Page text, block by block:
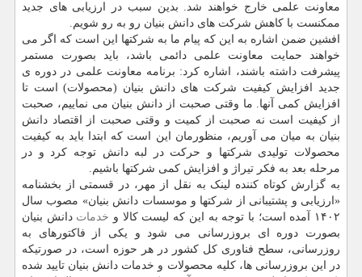
معاونت علمی خارج خواهند شد. بدین سبب در ارزیابی های جدید
ممکنست با کاهش شرکت های دانش بنیان رو به رو شویم.
افشین ضمن اشاره به این که پیام ما به شرکتها این است که اگر می
خواهند حمایت معاونت علمی دائمی باشد، باید بصورت مستمر
پیشرفت داشته باشند، اشاره کرد: برنامه معاونت علمی در دوره ی
جدید افزایش کیفیت شرکت های دانش بنیان (محصولات) است تا
افزایش کمی آنها. ما وقتی صحبت از دانش بنیان می نماییم، صحبت
از کیفیت است نه صحبت از کمیت و وقتی صحبت از اقتصاد دانش
بنیان به میان می آوریم، منظورمان این است که ابتدا باید به کیفیت
محصولات تولیدی شرکتها و حرکت در لبه دانش توجه کرد و در
مرحله بعد به فکر تیراژ و افزایش کمی شرکتها باشیم.
به گزارش کوتاه کننده لینک به نقل از مهر، در قسمتی از بخشنامه
«ارزیابی و پشتیبانی از شرکتها و موسسات دانش بنیان» مصوب سال
۱۴۰۲ آمده است؛ با توجه به این که لیست کالا و
خدمات دانش بنیان
بصورت دوره ای بروزرسانی می شود و یکی از فاکتورهای به
روزرسانی، سطح فناوری کل کشور در هر حوزه است، در صورتیکه
در این بروزرسانی ها، کلیه محصولات و خدمات دانش بنیان تایید شده